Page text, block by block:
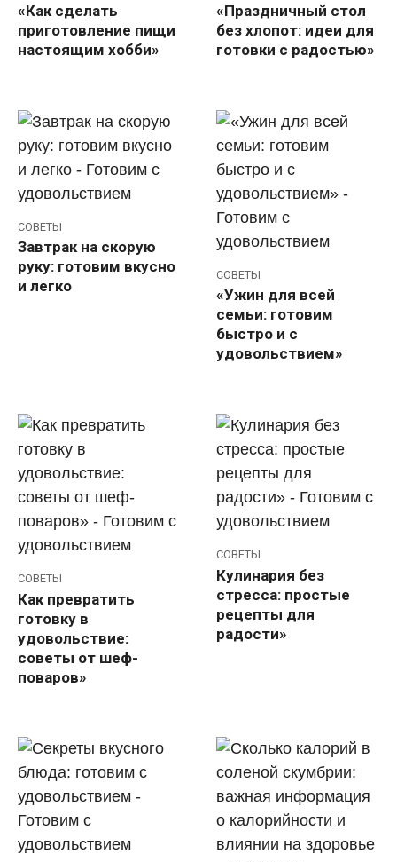
«Как сделать
приготовление пищи
настоящим хобби»
«Праздничный стол
без хлопот: идеи для
готовки с радостью»
СОВЕТЫ
Завтрак на скорую
руку: готовим вкусно
и легко
СОВЕТЫ
«Ужин для всей
семьи: готовим
быстро и с
удовольствием»
СОВЕТЫ
Как превратить
готовку в
удовольствие:
советы от шеф-
поваров»
СОВЕТЫ
Кулинария без
стресса: простые
рецепты для
радости»